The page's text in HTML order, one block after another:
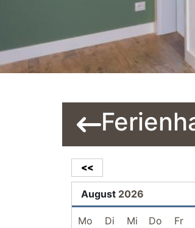
<<
August 2026
Mo Di Mi Do Fr